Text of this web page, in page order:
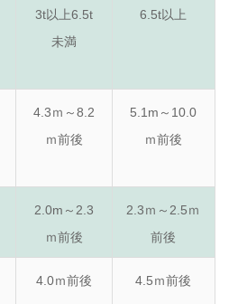
3t以上6.5t
未満
6.5t以上
4.3ｍ～8.2
ｍ前後
5.1m～10.0
ｍ前後
2.0m～2.3
ｍ前後
2.3ｍ～2.5ｍ
前後
4.0ｍ前後 4.5ｍ前後